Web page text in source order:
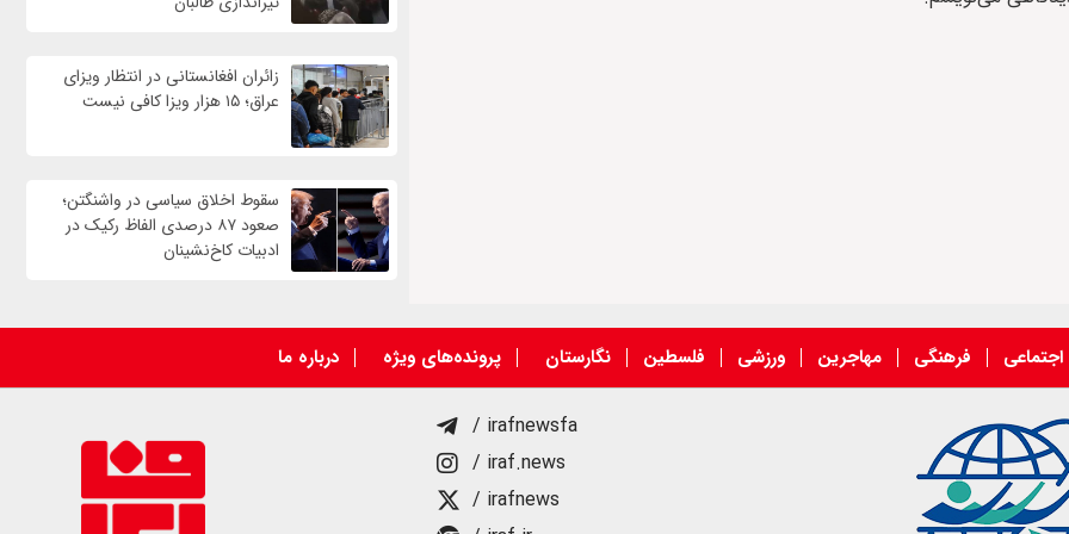
زائران افغانستانی در انتظار ویزای
عراق؛ ۱۵ هزار ویزا کافی نیست
سقوط اخلاق سیاسی در واشنگتن؛
صعود ۸۷ درصدی الفاظ رکیک در
ادبیات کاخ‌نشینان
اجتماعی فرهنگی مهاجرین ورزشی فلسطین نگارستان پرونده‌های ویژه درباره ما
/ irafnewsfa
/ iraf.news
/ irafnews